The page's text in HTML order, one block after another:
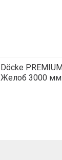
Döcke
Желоб 3000